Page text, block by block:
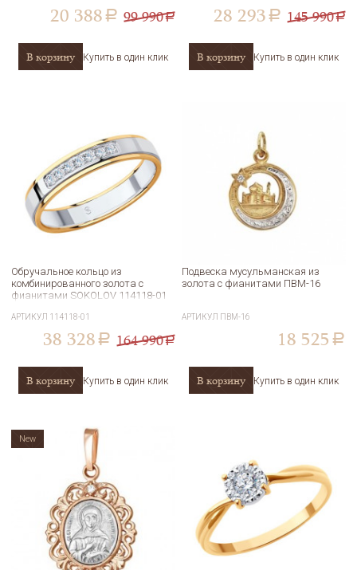
20 388 a 99 990a
В корзину Купить в один клик
28 293 a 145 990a
В корзину Купить в один клик
Обручальное кольцо из
комбинированного золота с
фианитами SOKOLOV 114118-01
АРТИКУЛ 114118-01
38 328 a 164 990a
В корзину Купить в один клик
Подвеска мусульманская из
золота с фианитами ПВМ-16
АРТИКУЛ ПВМ-16
18 525 a
В корзину Купить в один клик
New